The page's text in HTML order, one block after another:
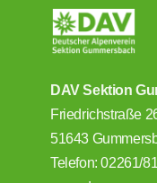
DAV Sektion
Friedrichstraße
51643
Telefon: 02261/